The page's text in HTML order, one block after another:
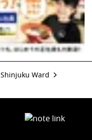
Shinjuku Ward